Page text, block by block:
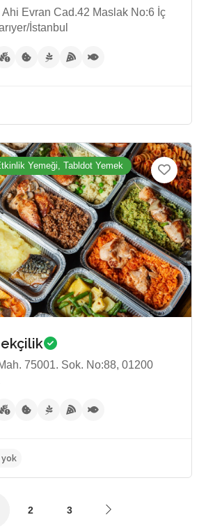
yok
Ahi Evran Cad.42 Maslak No:6 İç
İstanbul
Yemeği, Tabldot Yemek
75001. Sok. No:88, 01200
2 3